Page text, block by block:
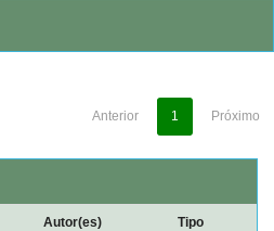
Anterior 1 Próximo
Autor(es) Tipo